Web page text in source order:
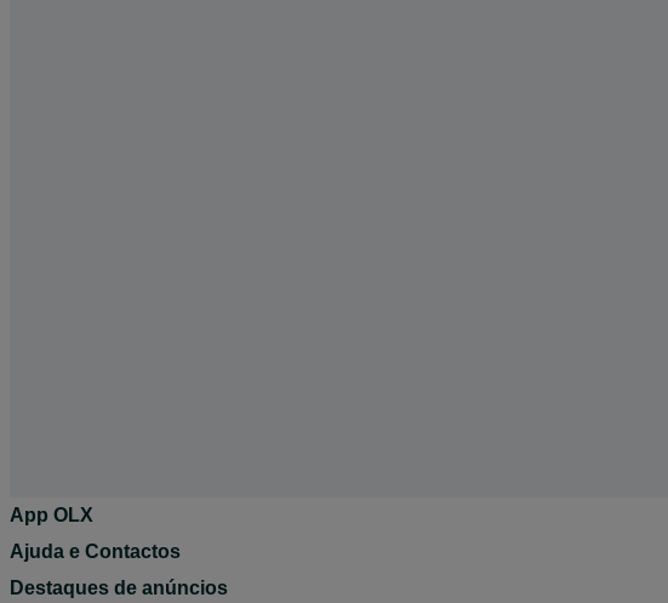
App OLX
Ajuda e Contactos
Destaques de anúncios